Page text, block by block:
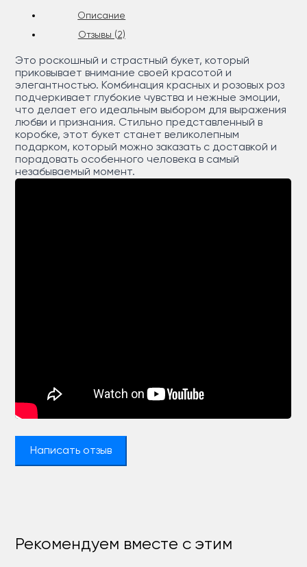
Описание
Отзывы (2)
Это роскошный и страстный букет, который
приковывает внимание своей красотой и
элегантностью. Комбинация красных и розовых роз
подчеркивает глубокие чувства и нежные эмоции,
что делает его идеальным выбором для выражения
любви и признания. Стильно представленный в
коробке, этот букет станет великолепным
подарком, который можно заказать с доставкой и
порадовать особенного человека в самый
незабываемый момент.
Написать отзыв
Рекомендуем вместе с этим